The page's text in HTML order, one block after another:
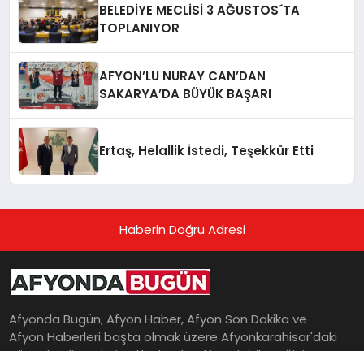
BELEDİYE MECLİSİ 3 AĞUSTOS´TA
TOPLANIYOR
AFYON’LU NURAY CAN’DAN
SAKARYA’DA BÜYÜK BAŞARI
Ertaş, Helallik İstedi, Teşekkür Etti
Haberin Doğru Adresi
Afyonda Bugün; Afyon Haber, Afyon Son Dakika ve
Afyon Haberleri başta olmak üzere Afyonkarahisar'daki